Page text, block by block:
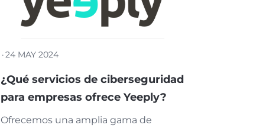
·24 MAY 2024
¿Qué servicios de ciberseguridad
para empresas ofrece Yeeply?
Ofrecemos una amplia gama de